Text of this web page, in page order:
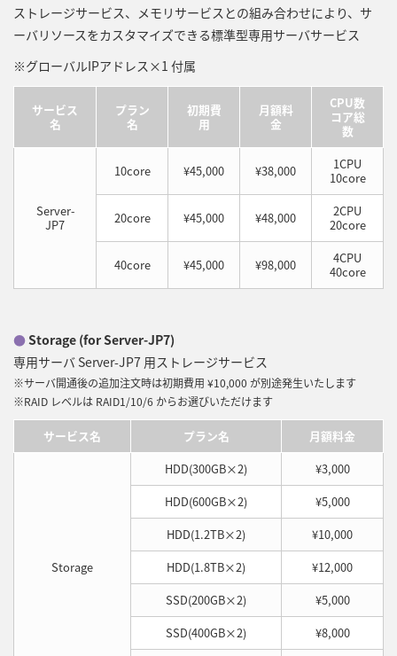
ストレージサービス、メモリサービスとの組み合わせにより、サ
ーバリソースをカスタマイズできる標準型専用サーバサービス
※グローバルIPアドレス×1 付属
サービス
名
プラン
名
初期費
用
月額料
金
CPU数
コア総
数
Server-
JP7
10core ¥45,000 ¥38,000
1CPU
10core
20core ¥45,000 ¥48,000
2CPU
20core
40core ¥45,000 ¥98,000
4CPU
40core
●Storage (for Server-JP7)
専用サーバ Server-JP7 用ストレージサービス
※サーバ開通後の追加注文時は初期費用 ¥10,000 が別途発生いたします
※RAID レベルは RAID1/10/6 からお選びいただけます
サービス名 プラン名 月額料金
Storage
HDD(300GB×2)
¥3,000
HDD(600GB×2)
¥5,000
HDD(1.2TB×2)
¥10,000
HDD(1.8TB×2)
¥12,000
SSD(200GB×2)
¥5,000
SSD(400GB×2)
¥8,000